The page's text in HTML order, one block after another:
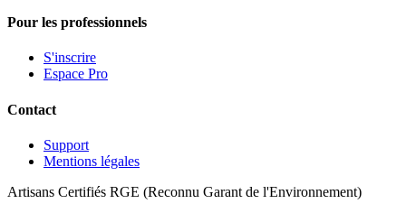
Pour les professionnels
S'inscrire
Espace Pro
Contact
Support
Mentions légales
Artisans Certifiés RGE (Reconnu Garant de l'Environnement)